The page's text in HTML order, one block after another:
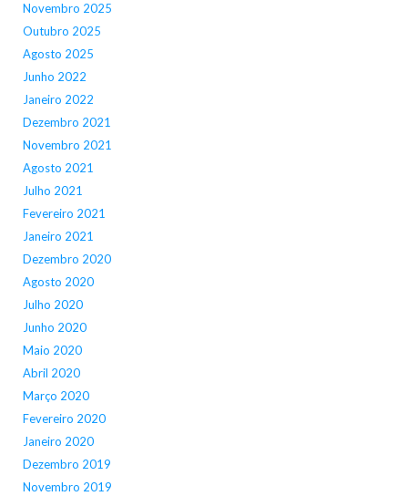
Novembro 2025
Outubro 2025
Agosto 2025
Junho 2022
Janeiro 2022
Dezembro 2021
Novembro 2021
Agosto 2021
Julho 2021
Fevereiro 2021
Janeiro 2021
Dezembro 2020
Agosto 2020
Julho 2020
Junho 2020
Maio 2020
Abril 2020
Março 2020
Fevereiro 2020
Janeiro 2020
Dezembro 2019
Novembro 2019